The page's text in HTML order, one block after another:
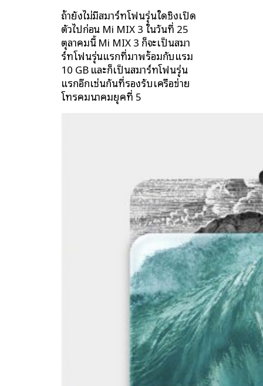
ถ้ายังไม่มีสมาร์ทโฟนรุ่นใดชิงเปิด
ตัวไปก่อน Mi MIX 3 ในวันที่ 25
ตุลาคมนี้ Mi MIX 3 ก็จะเป็นสมา
ร์ทโฟนรุ่นแรกที่มาพร้อมกับแรม
10 GB และก็เป็นสมาร์ทโฟนรุ่น
แรกอีกเช่นกันที่รองรับเครือข่าย
โทรคมนาคมยุคที่ 5